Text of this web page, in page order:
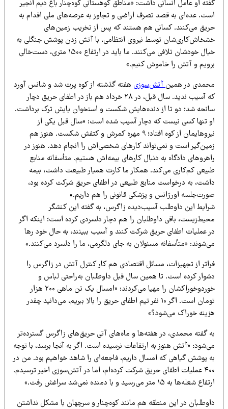
او عامل انسانی داشت: «مناطق کوهستانی کوه‌چنار باغ دیم انجیر
عده‌ای به قصد تصرف اراضی و تجاوز به عرصه‌های ملی اقدام به
می‌کنند. کسانی هم هستند که پس از تخریب زمین‌های
توسط نیروی انتظامی، با آتش زدن پوشش جنگلی به
خیال خودشان تلافی می‌کنند. ما باید در ارتفاع ۱۵۰۰ متری، دست‌خالی
و آتش را خاموش کنیم.»
در همینآتش‌سوزیهفته گذشته از کوه پرت شد و شانس آورد
که آسیب ندید. سال قبل، در ۲۸ خرداد هم باز در اطفای حریق دچار
شد؛ دو تا از دنده‌هایش شکست و استخوان پایش ترک برداشت.
تنها کسی نیست که دچار آسیب شده است: «سال قبل یکی از
نیروهایمان از کوه افتاد؛ ۹ مهره کمرش و کتفش شکست. هنوز هم
است و نمی‌تواند کارهای شخصی‌اش را انجام دهد. هنوز در
دادگاه به دنبال کارهای بیمه‌اش هستیم. متأسفانه منابع
کم‌کاری می‌کند. همکار ما کارت همیار طبیعت داشت، بیمه
به درخواست منابع طبیعی در اطفای حریق شرکت کرده بود،
اورژانس و پزشکی قانونی را هم داریم.»
این داوطلب آسیب‌دیده زاگرس، به گفته این کنشگر
باقی داوطلبان را هم دچار دلسردی کرده است؛ اینکه اگر
عملیات اطفای حریق شرکت کنند و آسیب ببینند، به حال خود رها
«متأسفانه مسئولان به جای دلگرمی، ما را دلسرد می‌کنند.»
از تجهیزات، مسائل اقتصادی هم کار کنترل آتش در زاگرس را
کرده است. تا همین سال قبل داوطلبان به‌راحتی لباس و
خوردوخوراکشان را مهیا می‌کردند: «امسال یک تن ماهی ۲۰۰ هزار
تومان است. اگر ۱۰ نفر تیم اطفای حریق را بالا ببریم، می‌دانید چقدر
خوراک می‌شود؟»
گفته محمدی، در هفته‌ها و ماه‌های آتی حریق‌های زاگرس گسترده‌تر
«آتش هنوز به ارتفاعات نرسیده است. اگر به آنجا برسد، با توجه
پوشش گیاهی که امسال داریم، فاجعه‌ای را شاهد خواهیم بود. من در
۴۰۰ عملیات اطفای حریق شرکت کرده‌ام، اما در آتش‌سوزی اخیر ترسیدم.
شعله‌ها به ۱۵ متر می‌رسید و با دمنده نمی‌شد سراغش رفت.»
در این منطقه هم مانند کوه‌چنار و سرچهان با مشکل نداشتن